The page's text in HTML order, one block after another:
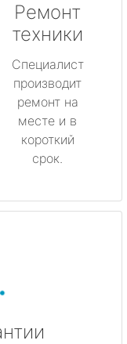
Ремонт
техники
Специалист
производит
ремонт на
месте и в
короткий
срок.